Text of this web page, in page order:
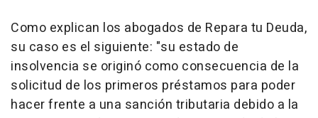
Como explican los abogados de Repara tu Deuda,
su caso es el siguiente: "su estado de
insolvencia se originó como consecuencia de la
solicitud de los primeros préstamos para poder
hacer frente a una sanción tributaria debido a la